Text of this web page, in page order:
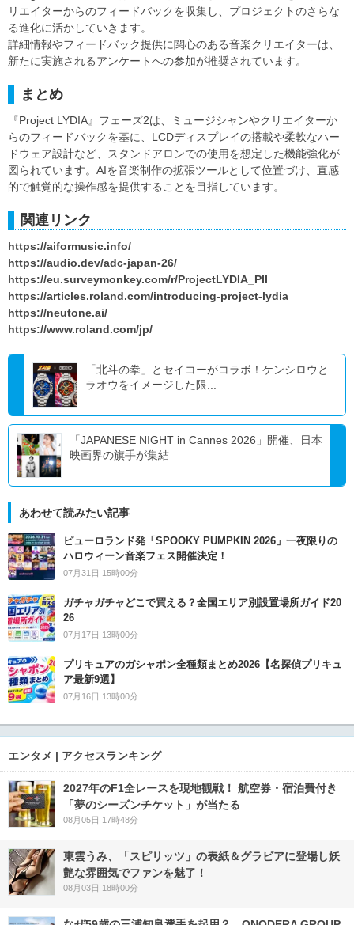
リエイターからのフィードバックを収集し、プロジェクトのさらな
る進化に活かしていきます。
詳細情報やフィードバック提供に関心のある音楽クリエイターは、
新たに実施されるアンケートへの参加が推奨されています。
まとめ
『Project LYDIA』フェーズ2は、ミュージシャンやクリエイターか
らのフィードバックを基に、LCDディスプレイの搭載や柔軟なハー
ドウェア設計など、スタンドアロンでの使用を想定した機能強化が
図られています。AIを音楽制作の拡張ツールとして位置づけ、直感
的で触覚的な操作感を提供することを目指しています。
関連リンク
https://aiformusic.info/
https://audio.dev/adc-japan-26/
https://eu.surveymonkey.com/r/ProjectLYDIA_PII
https://articles.roland.com/introducing-project-lydia
https://neutone.ai/
https://www.roland.com/jp/
「北斗の拳」とセイコーがコラボ！ケンシロウと
ラオウをイメージした限...
「JAPANESE NIGHT in Cannes 2026」開催、日本
映画界の旗手が集結
あわせて読みたい記事
ピューロランド発「SPOOKY PUMPKIN 2026」一夜限りの
ハロウィーン音楽フェス開催決定！
07月31日 15時00分
ガチャガチャどこで買える？全国エリア別設置場所ガイド20
26
07月17日 13時00分
プリキュアのガシャポン全種類まとめ2026【名探偵プリキュ
ア最新9選】
07月16日 13時00分
エンタメ | アクセスランキング
2027年のF1全レースを現地観戦！ 航空券・宿泊費付き
「夢のシーズンチケット」が当たる
08月05日 17時48分
東雲うみ、「スピリッツ」の表紙＆グラビアに登場し妖
艶な雰囲気でファンを魅了！
08月03日 18時00分